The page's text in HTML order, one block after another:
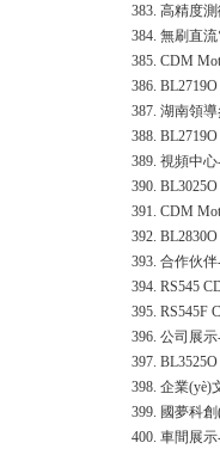
383. 高精度
384. 無刷直
385. CDM
386.
387. 湖南領
388.
389. 視頻中
390.
391. CDM
392.
393. 合作伙
394. RS545
395. RS545F
396. 公司展
397.
398. 企業(yè)
399. 國夢科
400. 車間展